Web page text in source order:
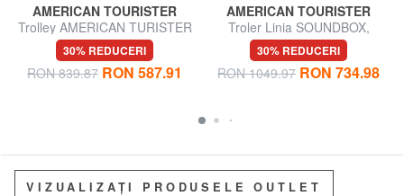
AMERICAN TOURISTER
Trolley AMERICAN TURISTER
AIRCONIC, dimensiuni mari,
ușoare
30% REDUCERI
RON 839.87 RON 587.91
AMERICAN TOURISTER
Troler Linia SOUNDBOX,
dimensiuni mari, extensibilă
30% REDUCERI
RON 1049.97 RON 734.98
VIZUALIZAȚI PRODUSELE OUTLET